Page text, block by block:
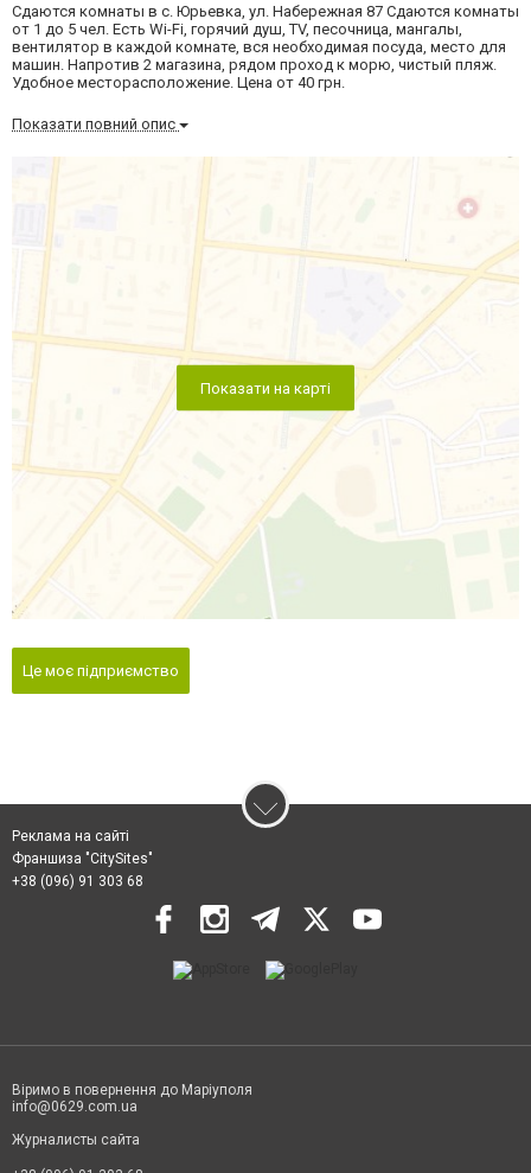
Сдаются комнаты в с. Юрьевка, ул. Набережная 87 Сдаются комнаты
от 1 до 5 чел. Есть Wi-Fi, горячий душ, TV, песочница, мангалы,
вентилятор в каждой комнате, вся необходимая посуда, место для
машин. Напротив 2 магазина, рядом проход к морю, чистый пляж.
Удобное месторасположение. Цена от 40 грн.
Показати повний опис
Показати на карті
Це моє підприємство
Реклама на сайті
Франшиза "CitySites"
+38 (096) 91 303 68
Віримо в повернення до Маріуполя
info@0629.com.ua
Журналисты сайта